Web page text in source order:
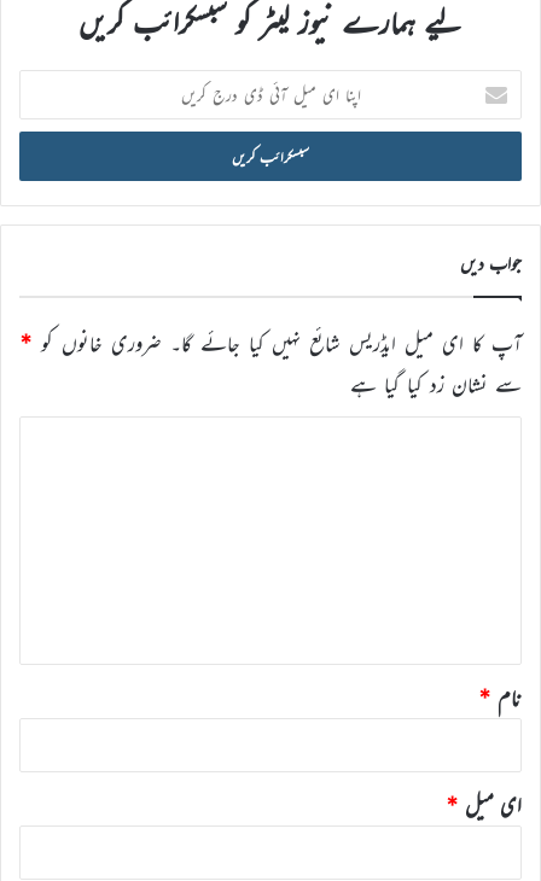
لیے ہمارے نیوز لیٹر کو سبسکرائب کریں
اپنا
ای
میل
ڈی
درج
کریں
جواب دیں
آپ کا ای میل ایڈریس شائع نہیں کیا جائے گا۔ ضروری خانوں کو *
سے نشان زد کیا گیا ہے
نام *
ای میل *